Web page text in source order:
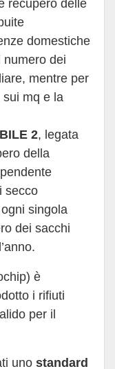
recupero delle
domestiche
numero dei
mentre per
sui mq e la
2, legata
della
secco
singola
dei sacchi
è
i rifiuti
per il
uno standard